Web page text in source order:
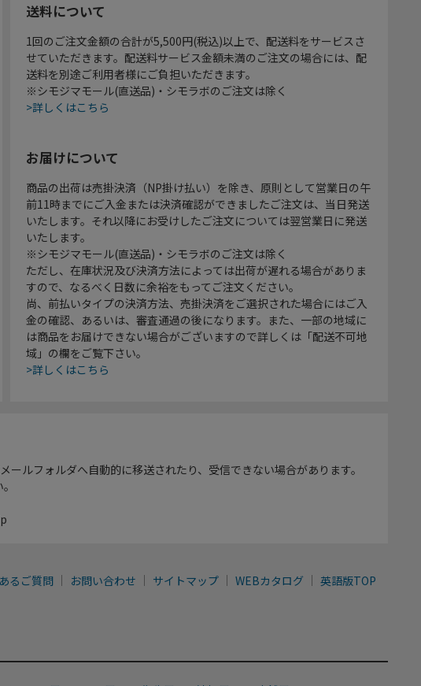
送料について
1回のご注文金額の合計が5,500円(税込)以上で、配送料をサービスさ
せていただきます。配送料サービス金額未満のご注文の場合には、配
送料を別途ご利用者様にご負担いただきます。
※シモジマモール(直送品)・シモラボのご注文は除く
>詳しくはこちら
お届けについて
商品の出荷は売掛決済（NP掛け払い）を除き、原則として営業日の午
前11時までにご入金または決済確認ができましたご注文は、当日発送
いたします。それ以降にお受けしたご注文については翌営業日に発送
いたします。
※シモジマモール(直送品)・シモラボのご注文は除く
ただし、在庫状況及び決済方法によっては出荷が遅れる場合がありま
すので、なるべく日数に余裕をもってご注文ください。
尚、前払いタイプの決済方法、売掛決済をご選択された場合にはご入
金の確認、あるいは、審査通過の後になります。また、一部の地域に
は商品をお届けできない場合がございますので詳しくは「配送不可地
域」の欄をご覧下さい。
>詳しくはこちら
ルフォルダへ自動的に移送されたり、受信できない場合があります。
るご質問 お問い合わせ サイトマップ WEBカタログ 英語版TOP